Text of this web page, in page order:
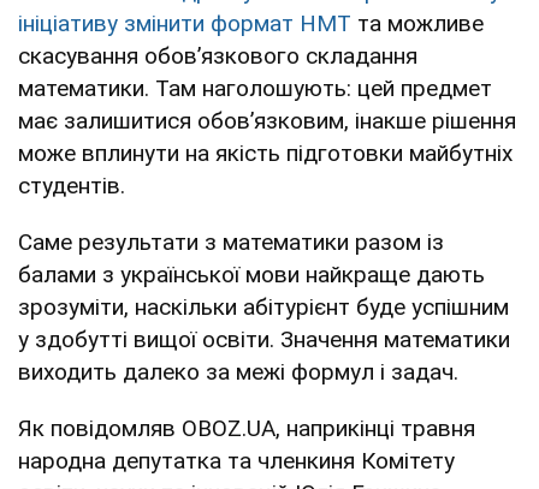
ініціативу змінити формат НМТ та можливе
скасування обов’язкового складання
математики. Там наголошують: цей предмет
має залишитися обов’язковим, інакше рішення
може вплинути на якість підготовки майбутніх
студентів.
Саме результати з математики разом із
балами з української мови найкраще дають
зрозуміти, наскільки абітурієнт буде успішним
у здобутті вищої освіти. Значення математики
виходить далеко за межі формул і задач.
Як повідомляв OBOZ.UA, наприкінці травня
народна депутатка та членкиня Комітету